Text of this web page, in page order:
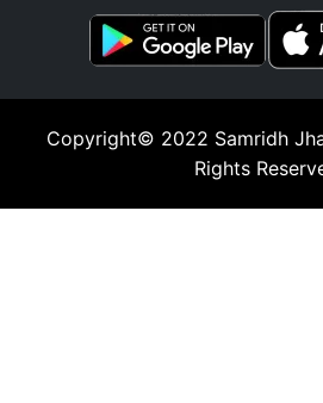
Copyright© 2022 Samridh
Rights